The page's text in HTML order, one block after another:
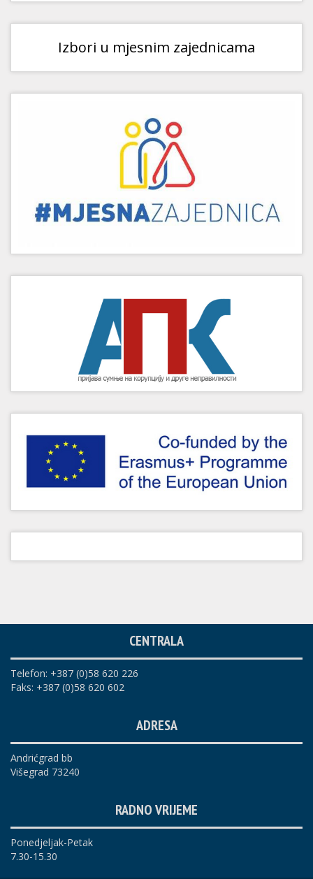
Izbori u mjesnim zajednicama
CENTRALA
Telefon: +387 (0)58 620 226
Faks: +387 (0)58 620 602
ADRESA
Andrićgrad bb
Višegrad 73240
RADNO VRIJEME
Ponedjeljak-Petak
7.30-15.30